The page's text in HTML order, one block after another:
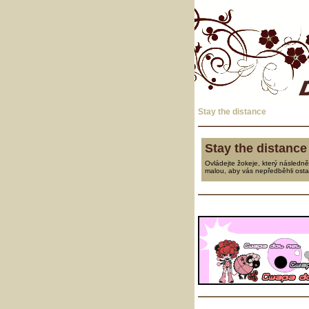
Stay the distance
Stay the distance
Ovládejte žokeje, který
malou, aby vás nepředběhli